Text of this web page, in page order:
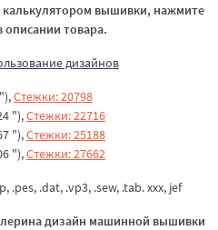
калькулятором вышивки, нажмите
описании товара.
дизайнов
Стежки: 20798
"),Стежки: 22716
"),Стежки: 25188
"),Стежки: 27662
.pes, .dat, .vp3, .sew, .tab. xxx, jef
дизайн машинной вышивки